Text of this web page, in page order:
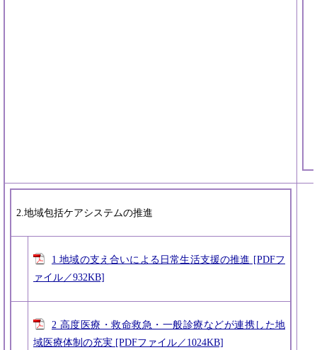
2.地域包括ケアシステムの推進
1 地域の支え合いによる日常生活支援の推進 [PDFフ
ァイル／932KB]
2 高度医療・救命救急・一般診療などが連携した地
域医療体制の充実 [PDFファイル／1024KB]